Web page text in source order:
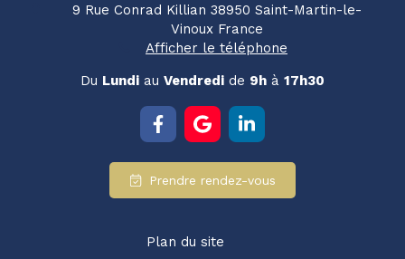
9 Rue Conrad Killian 38950 Saint-Martin-le-
Vinoux France
Afficher le téléphone
Du Lundi au Vendredi de 9h à 17h30
Prendre rendez-vous
Plan du site